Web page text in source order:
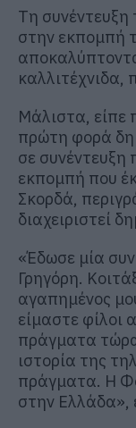
Τη συνέντευξη
στην εκπομπή
καλλιτέχνιδα,
Μάλιστα, είπε
πρώτη φορά
σε συνέντευξη
εκπομπή που
Σκορδά,
διαχειριστεί
«Έδωσε μία
Γρηγόρη.
αγαπημένος
είμαστε
πράγματα
ιστορία της
πράγματα. Η
στην Ελλάδα»,